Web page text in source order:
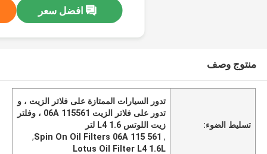
افضل سعر
منتوج وصف
تسليط الضوء:
تدور السيارات الممتازة على فلاتر الزيت ، و
تدور على فلاتر الزيت 06A 115561 ، وفلتر
زيت اللوتس L4 1.6 لتر
,
Spin On Oil Filters 06A 115 561
,
Lotus Oil Filter L4 1.6L